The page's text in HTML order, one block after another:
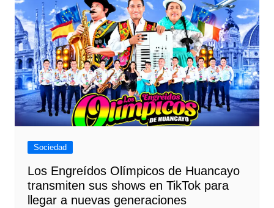
Sociedad
Los Engreídos Olímpicos de Huancayo
transmiten sus shows en TikTok para
llegar a nuevas generaciones